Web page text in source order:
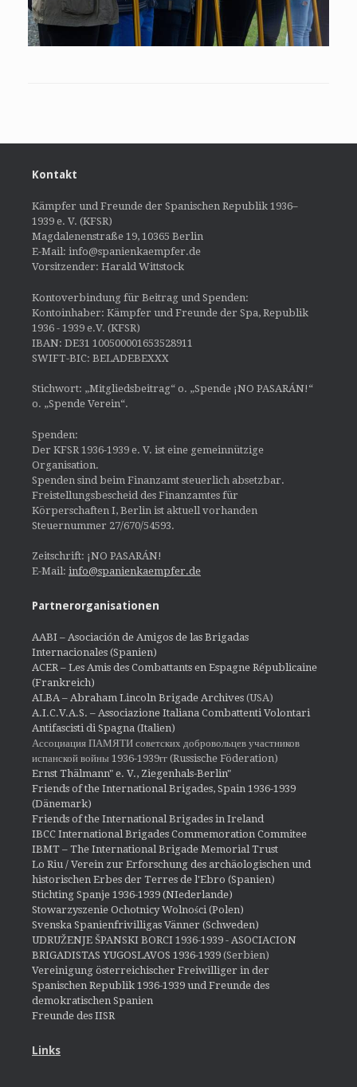
Kontakt
Kämpfer und Freunde der Spanischen Republik 1936–
1939 e. V. (KFSR)
Magdalenenstraße 19, 10365 Berlin
E-Mail: info@spanienkaempfer.de
Vorsitzender: Harald Wittstock
Kontoverbindung für Beitrag und Spenden:
Kontoinhaber: Kämpfer und Freunde der Spa, Republik
1936 - 1939 e.V. (KFSR)
IBAN: DE31 100500001653528911
SWIFT-BIC: BELADEBEXXX
Stichwort: „Mitgliedsbeitrag“ o. „Spende ¡NO PASARÁN!“
o. „Spende Verein“.
Spenden:
Der KFSR 1936-1939 e. V. ist eine gemeinnützige
Organisation.
Spenden sind beim Finanzamt steuerlich absetzbar.
Freistellungsbescheid des Finanzamtes für
Körperschaften I, Berlin ist aktuell vorhanden
Steuernummer 27/670/54593.
Zeitschrift: ¡NO PASARÁN!
E-Mail: info@spanienkaempfer.de
Partnerorganisationen
AABI – Asociación de Amigos de las Brigadas
Internacionales (Spanien)
ACER – Les Amis des Combattants en Espagne Républicaine
(Frankreich)
ALBA – Abraham Lincoln Brigade Archives (USA)
A.I.C.V.A.S. – Associazione Italiana Combattenti Volontari
Antifascisti di Spagna (Italien)
Ассоциация ПАМЯТИ советских добровольцев участников
испанской войны 1936-1939гг (Russische Föderation)
Ernst Thälmann" e. V., Ziegenhals-Berlin"
Friends of the International Brigades, Spain 1936-1939
(Dänemark)
Friends of the International Brigades in Ireland
IBCC International Brigades Commemoration Commitee
IBMT – The International Brigade Memorial Trust
Lo Riu / Verein zur Erforschung des archäologischen und
historischen Erbes der Terres de l'Ebro (Spanien)
Stichting Spanje 1936-1939 (NIederlande)
Stowarzyszenie Ochotnicy Wolności (Polen)
Svenska Spanienfrivilligas Vänner (Schweden)
UDRUŽENJE ŠPANSKI BORCI 1936-1939 - ASOCIACION
BRIGADISTAS YUGOSLAVOS 1936-1939 (Serbien)
Vereinigung österreichischer Freiwilliger in der
Spanischen Republik 1936-1939 und Freunde des
demokratischen Spanien
Freunde des IISR
Links